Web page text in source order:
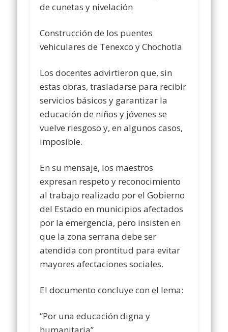
de cunetas y nivelación
Construcción de los puentes
vehiculares de Tenexco y Chochotla
Los docentes advirtieron que, sin
estas obras, trasladarse para recibir
servicios básicos y garantizar la
educación de niños y jóvenes se
vuelve riesgoso y, en algunos casos,
imposible.
En su mensaje, los maestros
expresan respeto y reconocimiento
al trabajo realizado por el Gobierno
del Estado en municipios afectados
por la emergencia, pero insisten en
que la zona serrana debe ser
atendida con prontitud para evitar
mayores afectaciones sociales.
El documento concluye con el lema:
“Por una educación digna y